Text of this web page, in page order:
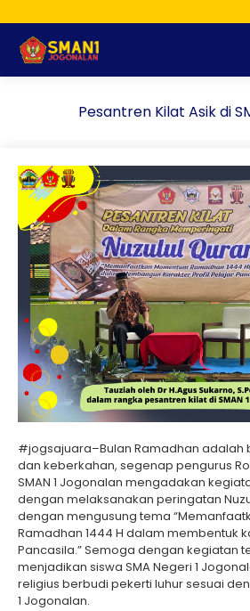
Pesantren Kilat Asik di
#jogsajuara–Bulan Ramadhan adalah
dan keberkahan, segenap pengurus
SMAN 1 Jogonalan mengadakan
dengan melaksanakan peringatan
dengan mengusung tema
Ramadhan 1444 H dalam membentuk
Pancasila.” Semoga dengan kegiatan
menjadikan siswa SMA Negeri 1
religius berbudi pekerti luhur sesuai
1 Jogonalan.